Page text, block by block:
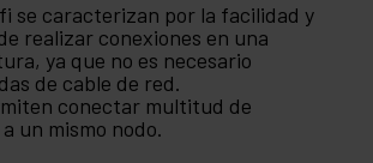
se caracterizan por la facilidad y
realizar conexiones en una
ya que no es necesario
de cable de red.
conectar multitud de
un mismo nodo.